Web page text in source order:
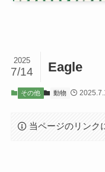
Eagle
2025
7/14
その他 動物
当ページのリンク